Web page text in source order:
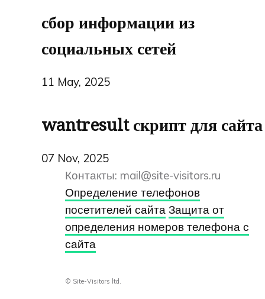
сбор информации из
социальных сетей
11 May, 2025
wantresult скрипт для сайта
07 Nov, 2025
Контакты: mail@site-visitors.ru
Определение телефонов
посетителей сайта Защита от
определения номеров телефона с
сайта
© Site-Visitors ltd.